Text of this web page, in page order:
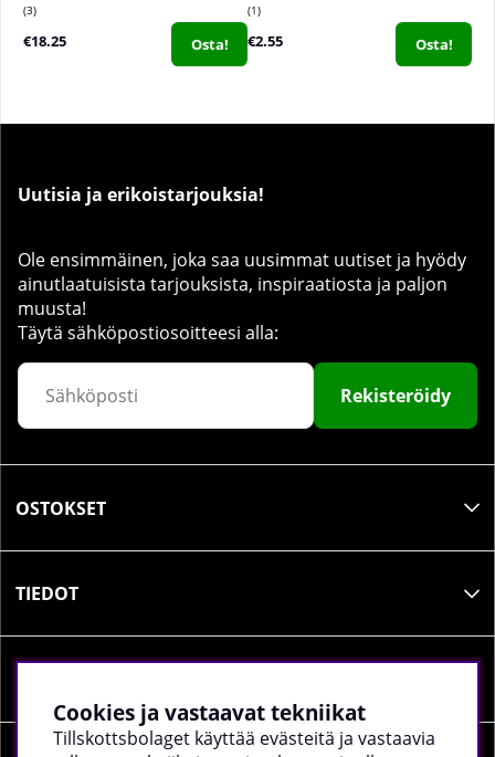
3
€18.25 Osta!
1
€2.55 Osta!
Uutisia ja erikoistarjouksia!
Ole ensimmäinen, joka saa uusimmat uutiset ja hyödy
ainutlaatuisista tarjouksista, inspiraatiosta ja paljon
muusta!
Täytä sähköpostiosoitteesi alla:
Rekisteröidy
OSTOKSET
TIEDOT
Cookies ja vastaavat tekniikat
Tillskottsbolaget käyttää evästeitä ja vastaavia